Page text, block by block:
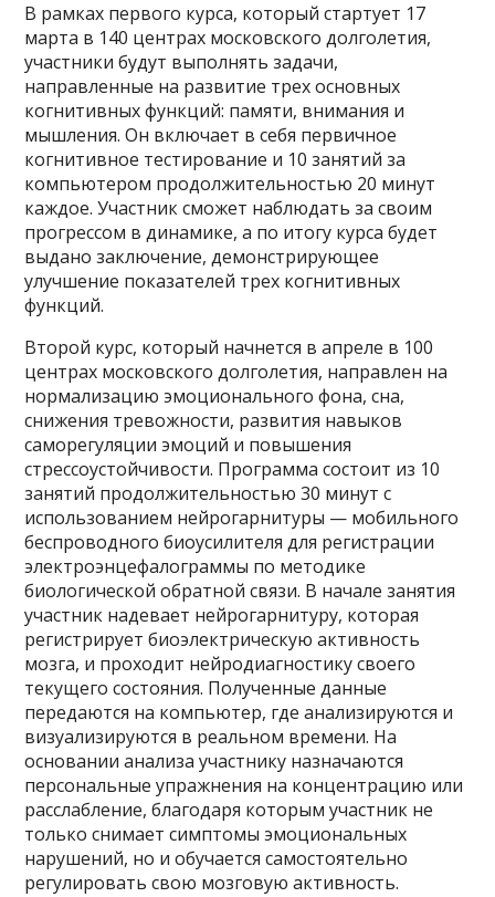
В рамках первого курса, который стартует 17
марта в 140 центрах московского долголетия,
участники будут выполнять задачи,
направленные на развитие трех основных
когнитивных функций: памяти, внимания и
мышления. Он включает в себя первичное
когнитивное тестирование и 10 занятий за
компьютером продолжительностью 20 минут
каждое. Участник сможет наблюдать за своим
прогрессом в динамике, а по итогу курса будет
выдано заключение, демонстрирующее
улучшение показателей трех когнитивных
функций.
Второй курс, который начнется в апреле в 100
центрах московского долголетия, направлен на
нормализацию эмоционального фона, сна,
снижения тревожности, развития навыков
саморегуляции эмоций и повышения
стрессоустойчивости. Программа состоит из 10
занятий продолжительностью 30 минут с
использованием нейрогарнитуры — мобильного
беспроводного биоусилителя для регистрации
электроэнцефалограммы по методике
биологической обратной связи. В начале занятия
участник надевает нейрогарнитуру, которая
регистрирует биоэлектрическую активность
мозга, и проходит нейродиагностику своего
текущего состояния. Полученные данные
передаются на компьютер, где анализируются и
визуализируются в реальном времени. На
основании анализа участнику назначаются
персональные упражнения на концентрацию или
расслабление, благодаря которым участник не
только снимает симптомы эмоциональных
нарушений, но и обучается самостоятельно
регулировать свою мозговую активность.